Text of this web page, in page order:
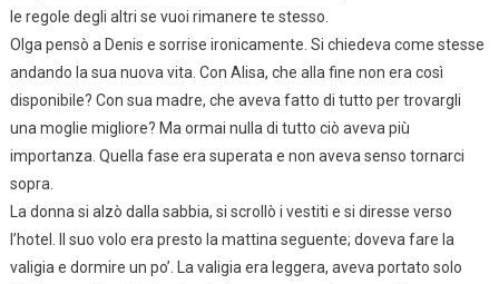
le regole degli altri se vuoi rimanere te stesso.
Olga pensò a Denis e sorrise ironicamente. Si chiedeva come stesse
andando la sua nuova vita. Con Alisa, che alla fine non era così
disponibile? Con sua madre, che aveva fatto di tutto per trovargli
una moglie migliore? Ma ormai nulla di tutto ciò aveva più
importanza. Quella fase era superata e non aveva senso tornarci
sopra.
La donna si alzò dalla sabbia, si scrollò i vestiti e si diresse verso
l’hotel. Il suo volo era presto la mattina seguente; doveva fare la
valigia e dormire un po’. La valigia era leggera, aveva portato solo